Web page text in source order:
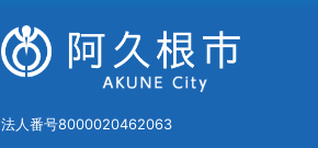
法人番号8000020462063